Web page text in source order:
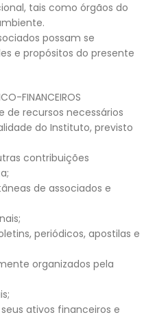
tais como órgãos do
possam se
e propósitos do presente
FINANCEIROS
de recursos necessários
do Instituto, previsto
contribuições
de associados e
periódicos, apostilas e
organizados pela
ativos financeiros e